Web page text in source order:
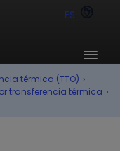
ES
térmica (TTO) ›
transferencia térmica ›